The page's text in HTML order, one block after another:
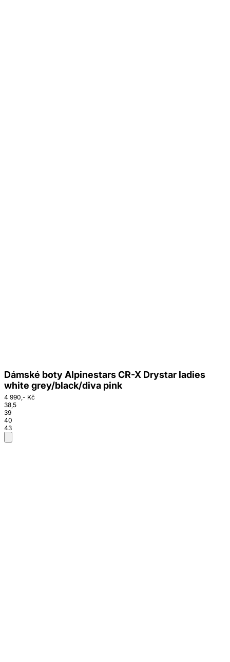
Dámské boty Alpinestars CR-X Drystar ladies
white grey/black/diva pink
4 990,- Kč
38,5
39
40
43